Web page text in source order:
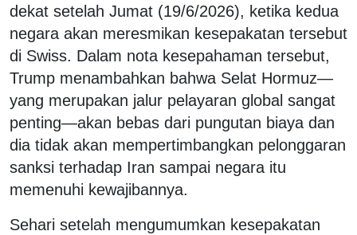
dekat setelah Jumat (19/6/2026), ketika kedua
negara akan meresmikan kesepakatan tersebut
di Swiss. Dalam nota kesepahaman tersebut,
Trump menambahkan bahwa Selat Hormuz—
yang merupakan jalur pelayaran global sangat
penting—akan bebas dari pungutan biaya dan
dia tidak akan mempertimbangkan pelonggaran
sanksi terhadap Iran sampai negara itu
memenuhi kewajibannya.
Sehari setelah mengumumkan kesepakatan